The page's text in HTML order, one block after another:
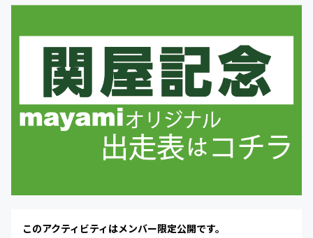
このアクティビティはメンバー限定公開です。